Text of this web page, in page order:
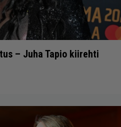
– Juha Tapio kiirehti